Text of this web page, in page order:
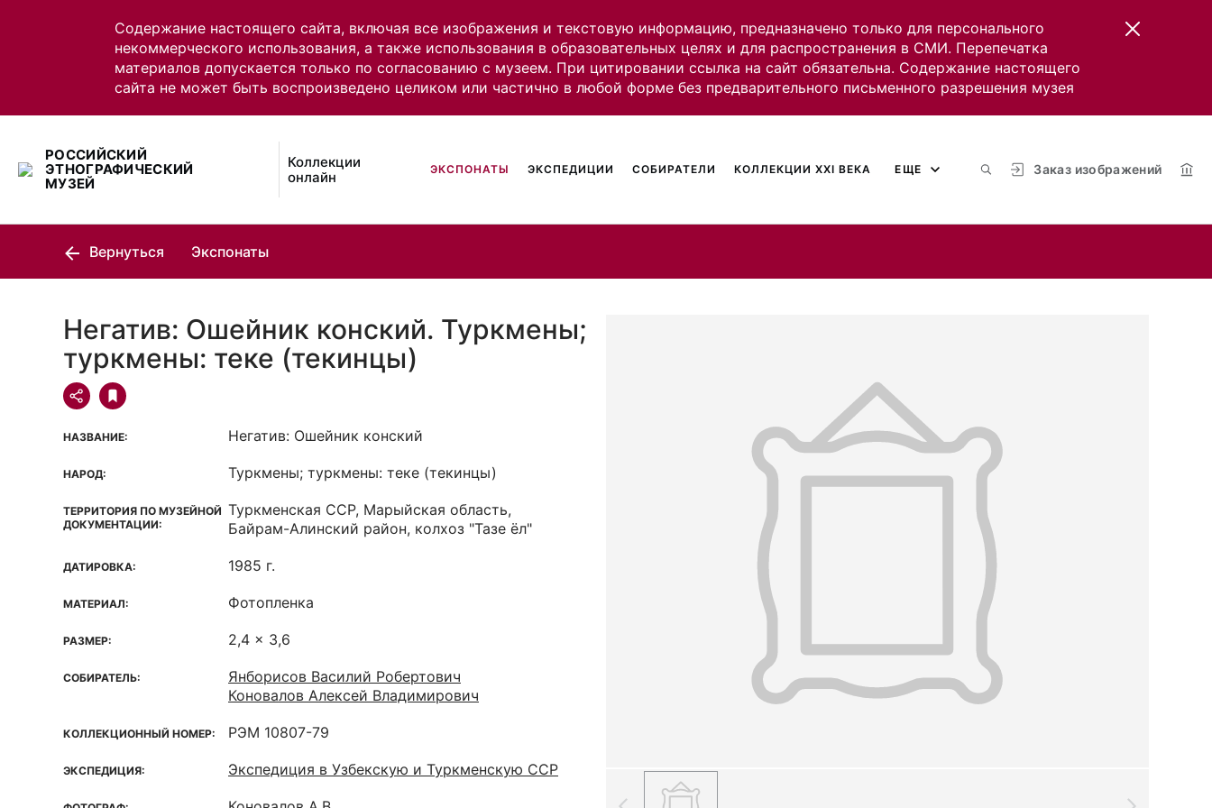
Содержание настоящего сайта, включая все изображения и текстовую информацию, предназначено только для персонального
некоммерческого использования, а также использования в образовательных целях и для распространения в СМИ. Перепечатка
материалов допускается только по согласованию с музеем. При цитировании ссылка на сайт обязательна. Содержание настоящего
сайта не может быть воспроизведено целиком или частично в любой форме без предварительного письменного разрешения музея
РОССИЙСКИЙ
ЭТНОГРАФИЧЕСКИЙ
МУЗЕЙ
Коллекции
онлайн
Заказ изображений
ЭКСПОНАТЫ ЭКСПЕДИЦИИ СОБИРАТЕЛИ КОЛЛЕКЦИИ XXI ВЕКА ЕЩЕ
Вернуться Экспонаты
Негатив: Ошейник конский. Туркмены;
туркмены: теке (текинцы)
НАЗВАНИЕ: Негатив: Ошейник конский
НАРОД: Туркмены; туркмены: теке (текинцы)
ТЕРРИТОРИЯ ПО МУЗЕЙНОЙ
ДОКУМЕНТАЦИИ:
Туркменская ССР, Марыйская область,
Байрам-Алинский район, колхоз "Тазе ёл"
ДАТИРОВКА: 1985 г.
МАТЕРИАЛ: Фотопленка
РАЗМЕР: 2,4 x 3,6
СОБИРАТЕЛЬ:
Янборисов Василий Робертович
Коновалов Алексей Владимирович
КОЛЛЕКЦИОННЫЙ НОМЕР: РЭМ 10807-79
ЭКСПЕДИЦИЯ: Экспедиция в Узбекскую и Туркменскую ССР